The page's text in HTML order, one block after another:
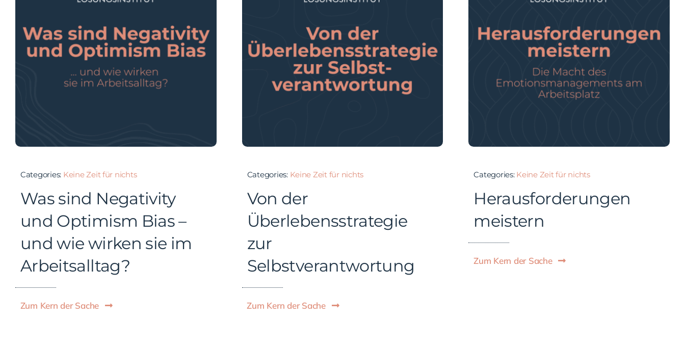
Categories: Keine Zeit für nichts
Was sind Negativity
und Optimism Bias –
und wie wirken sie im
Arbeitsalltag?
Zum Kern der Sache
Categories: Keine Zeit für nichts
Von der
Überlebensstrategie
zur
Selbstverantwortung
Zum Kern der Sache
Categories: Keine Zeit für nichts
Herausforderungen
meistern
Zum Kern der Sache